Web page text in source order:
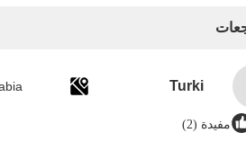
Turki
مفيدة (2)